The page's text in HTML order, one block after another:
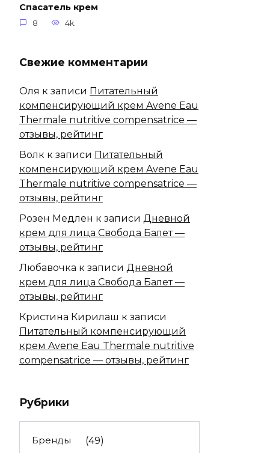
Спасатель крем
8 4k.
Свежие комментарии
Оля к записи Питательный
компенсирующий крем Avene Eau
Thermale nutritive compensatrice —
отзывы, рейтинг
Волк к записи Питательный
компенсирующий крем Avene Eau
Thermale nutritive compensatrice —
отзывы, рейтинг
Розен Медлен к записи Дневной
крем для лица Свобода Балет —
отзывы, рейтинг
Любавочка к записи Дневной
крем для лица Свобода Балет —
отзывы, рейтинг
Кристина Кирилаш к записи
Питательный компенсирующий
крем Avene Eau Thermale nutritive
compensatrice — отзывы, рейтинг
Рубрики
Бренды (49)